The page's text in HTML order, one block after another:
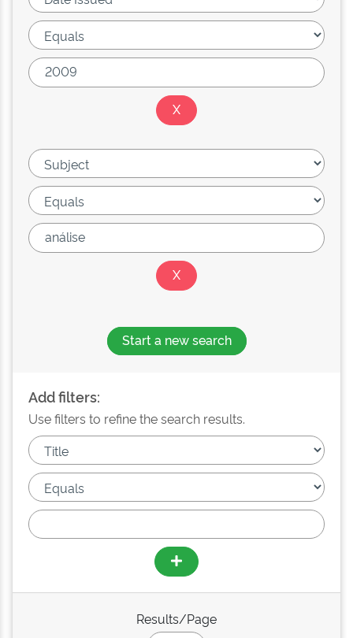
Start a new search
Add filters:
Use filters to refine the search results.
Results/Page